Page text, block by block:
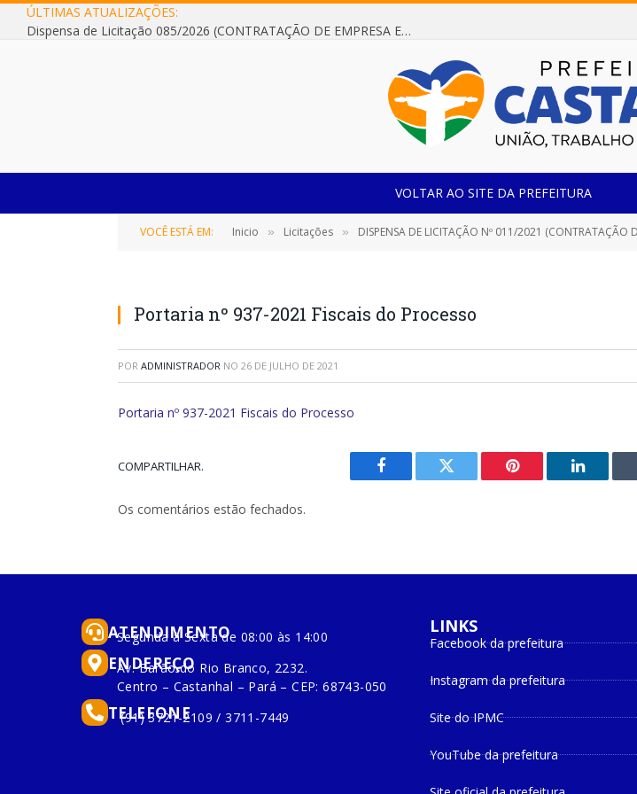
ÚLTIMAS ATUALIZAÇÕES:
Dispensa de Licitação 085/2026 (CONTRATAÇÃO DE EMPRESA ESPECIALIZADA NA FABRICAÇÃO DE MÓVEIS SOB MEDIDA COM ESTRUTURA METÁLICA EM METALON PARA ATENDIMENTO DAS NECESSIDADES DA SALA SIMOV DA EMEF MADRE MARIA VIGANÓ)
VOLTAR AO SITE DA PREFEITURA
VOCÊ ESTÁ EM: Inicio » Licitações » DISPENSA DE LICITAÇÃO Nº 011/2021 (CONTRATAÇÃO DE
Portaria nº 937-2021 Fiscais do Processo
POR ADMINISTRADOR NO 26 DE JULHO DE 2021
Portaria nº 937-2021 Fiscais do Processo
COMPARTILHAR.
Facebook Twitter Pinterest
O
Os comentários estão fechados.
ATENDIMENTO
Segunda à Sexta de 08:00 às 14:00
ENDEREÇO
Av. Barão do Rio Branco, 2232.
Centro – Castanhal – Pará – CEP: 68743-050
TELEFONE
(91) 3721-2109 / 3711-7449
LINKS
Facebook da prefeitura
Instagram da prefeitura
Site do IPMC
YouTube da prefeitura